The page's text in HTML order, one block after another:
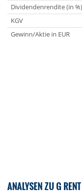
Dividendenrendite (in %)
KGV
Gewinn/Aktie in EUR
ANALYSEN ZU G